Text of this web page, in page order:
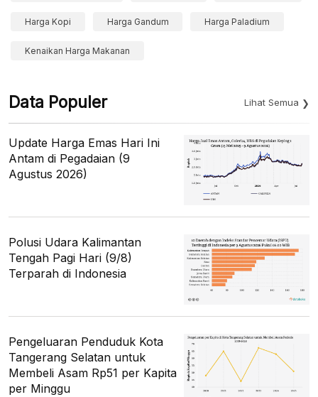
Harga Kopi Harga Gandum Harga Paladium
Kenaikan Harga Makanan
Data Populer Lihat Semua
Update Harga Emas Hari Ini
Antam di Pegadaian (9
Agustus 2026)
Polusi Udara Kalimantan
Tengah Pagi Hari (9/8)
Terparah di Indonesia
Pengeluaran Penduduk Kota
Tangerang Selatan untuk
Membeli Asam Rp51 per Kapita
per Minggu